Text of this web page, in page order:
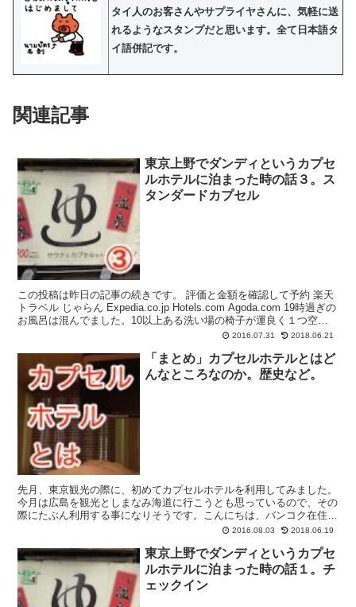
タイ人のお客さんやサプライヤさんに、気軽に送
れるようなスタンプだと思います。全て日本語タ
イ語併記です。
関連記事
東京上野でダンディというカプセ
ルホテルに泊まった時の話３。ス
タンダードカプセル
この投稿は昨日の記事の続きです。 評価と金額を確認して予約 楽天
トラベル じゃらん Expedia.co.jp Hotels.com Agoda.com 19時過ぎの
お風呂は混んでました。10以上ある洗い場の椅子が運良く１つ空い
2016.07.31 2018.06.21
「まとめ」カプセルホテルとはど
んなところなのか。歴史など。
先月、東京観光の際に、初めてカプセルホテルを利用してみました。
今月は広島を観光としまなみ海道に行こうとも思っているので、その
際にたぶん利用する事になりそうです。こんにちは、バンコク在住で
2016.08.03 2018.06.19
東京上野でダンディというカプセ
ルホテルに泊まった時の話１。チ
ェックイン